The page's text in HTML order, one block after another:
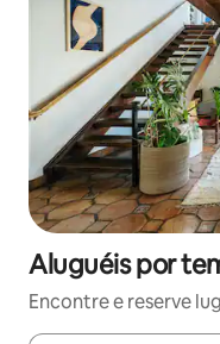
Aluguéis por
Encontre e reserve